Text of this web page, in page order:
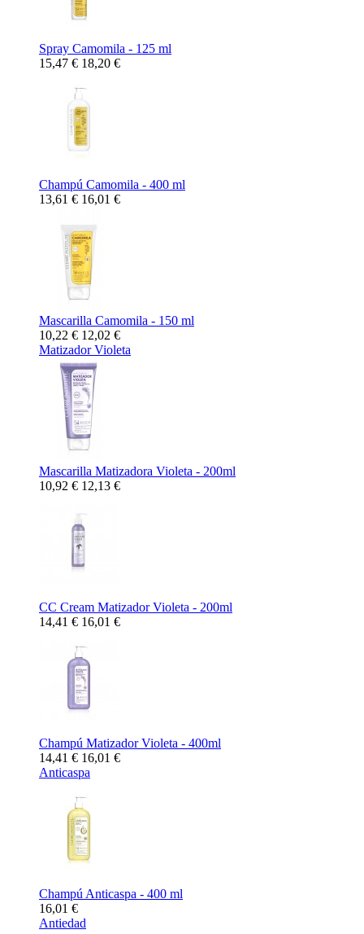
Spray Camomila - 125 ml
15,47 € 18,20 €
Champú Camomila - 400 ml
13,61 € 16,01 €
Mascarilla Camomila - 150 ml
10,22 € 12,02 €
Matizador Violeta
Mascarilla Matizadora Violeta - 200ml
10,92 € 12,13 €
CC Cream Matizador Violeta - 200ml
14,41 € 16,01 €
Champú Matizador Violeta - 400ml
14,41 € 16,01 €
Anticaspa
Champú Anticaspa - 400 ml
16,01 €
Antiedad